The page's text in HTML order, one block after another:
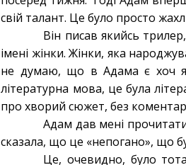
свій талант. Це було просто
Він писав якийсь
імені жінки. Жінки, яка
не думаю, що в Адама є хоч
літературна мова, це була
про хворий сюжет, без
Адам дав мені прочитати
сказала, що це «непогано», що
Це, очевидно, було